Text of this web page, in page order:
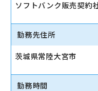
ソフトバンク販売契約
勤務先住所
茨城県常陸大宮市
勤務時間